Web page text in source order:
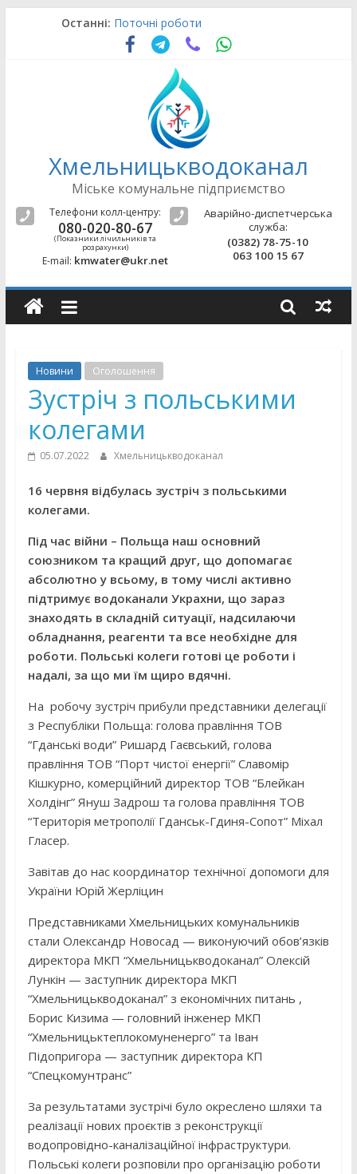
Останні: Поточні роботи
Поточні роботи
Аварійно-відновлювальні роботи
Поточні роботи
Поточні роботи
Хмельницькводоканал
Міське комунальне підприємство
Телефони колл-центру:
080-020-80-67
(Показники лічильників та
розрахунки)
E-mail: kmwater@ukr.net
Аварійно-диспетчерська
служба:
(0382) 78-75-10
063 100 15 67
Новини Оголошення
Зустріч з польськими
колегами
05.07.2022 Хмельницькводоканал
16 червня відбулась зустріч з польськими
колегами.
Під час війни – Польща наш основний
союзником та кращий друг, що допомагає
абсолютно у всьому, в тому числі активно
підтримує водоканали Украхни, що зараз
знаходять в складній ситуації, надсилаючи
обладнання, реагенти та все необхідне для
роботи. Польські колеги готові це роботи і
надалі, за що ми їм щиро вдячні.
На робочу зустріч прибули представники делегації
з Республіки Польща: голова правління ТОВ
“Гданські води” Ришард Гаєвський, голова
правління ТОВ “Порт чистої енергії” Славомір
Кішкурно, комерційний директор ТОВ “Блейкан
Холдінг” Януш Задрош та голова правління ТОВ
“Територія метрополії Гданськ-Гдиня-Сопот” Міхал
Гласер.
Завітав до нас координатор технічної допомоги для
України Юрій Жерліцин
Представниками Хмельницьких комунальників
стали Олександр Новосад — виконуючий обов’язків
директора МКП “Хмельницькводоканал” Олексій
Лункін — заступник директора МКП
“Хмельницькводоканал” з економічних питань ,
Борис Кизима — головний інженер МКП
“Хмельницьктеплокомуненерго” та Іван
Підопригора — заступник директора КП
“Спецкомунтранс”
За результатами зустрічі було окреслено шляхи та
реалізації нових проєктів з реконструкції
водопровідно-каналізаційної інфраструктури.
Польські колеги розповіли про організацію роботи